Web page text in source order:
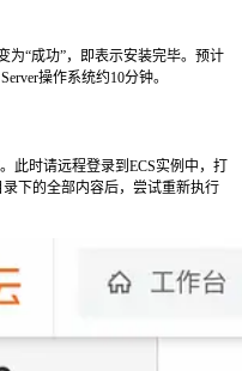
为“成功”，即表示安装完毕。预计
操作系统约10分钟。
此时请远程登录到ECS实例中，打
录下的全部内容后，尝试重新执行